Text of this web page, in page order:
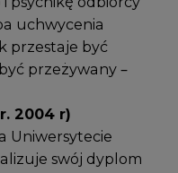
uchwycenia
przestaje być
przeżywany –
2004 r)
Uniwersytecie
swój dyplom